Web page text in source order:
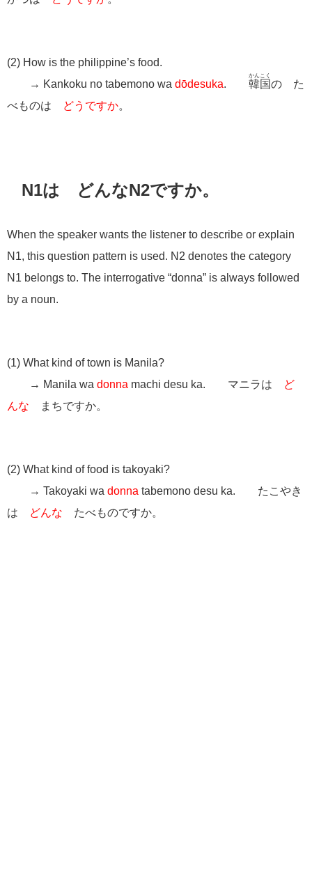
(2) How is the philippine’s food.
→ Kankoku no tabemono wa dōdesuka 韓国
かんこく
の た
べものは
どうですか
N1は どんなN2ですか。
When the speaker wants the listener to describe or explain
N1, this question pattern is used. N2 denotes the category
N1 belongs to. The interrogative “donna” is always followed
by a noun.
(1) What kind of town is Manila?
→ Manila wa donna machi desu ka. マニラは
ど
んな まちですか。
(2) What kind of food is takoyaki?
→ Takoyaki wa donna tabemono desu ka. たこやき
は
どんな たべものですか。